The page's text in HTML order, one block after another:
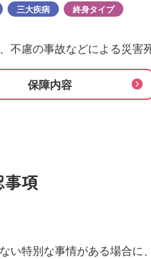
わかりやすい！生命保険
その他のお手続き​
団体保険に関するお手続
ＳＯＭＰＯ健康・生活サ
規約等
ニュースリリース​
トピックス​
三大疾病 終身タイプ
慮の事故などによる災害
保障内容
項
い特別な事情がある場合